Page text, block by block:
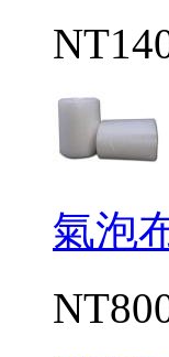
氣泡